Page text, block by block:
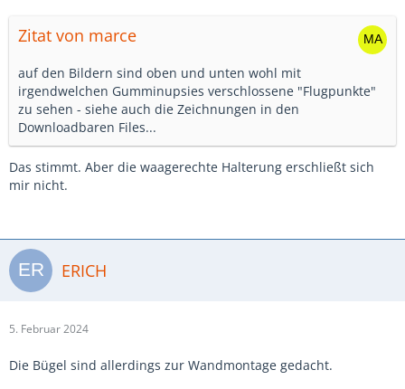
Zitat von marce
auf den Bildern sind oben und unten wohl mit
irgendwelchen Gumminupsies verschlossene "Flugpunkte"
zu sehen - siehe auch die Zeichnungen in den
Downloadbaren Files...
Das stimmt. Aber die waagerechte Halterung erschließt sich
mir nicht.
ERICH
5. Februar 2024
Die Bügel sind allerdings zur Wandmontage gedacht.